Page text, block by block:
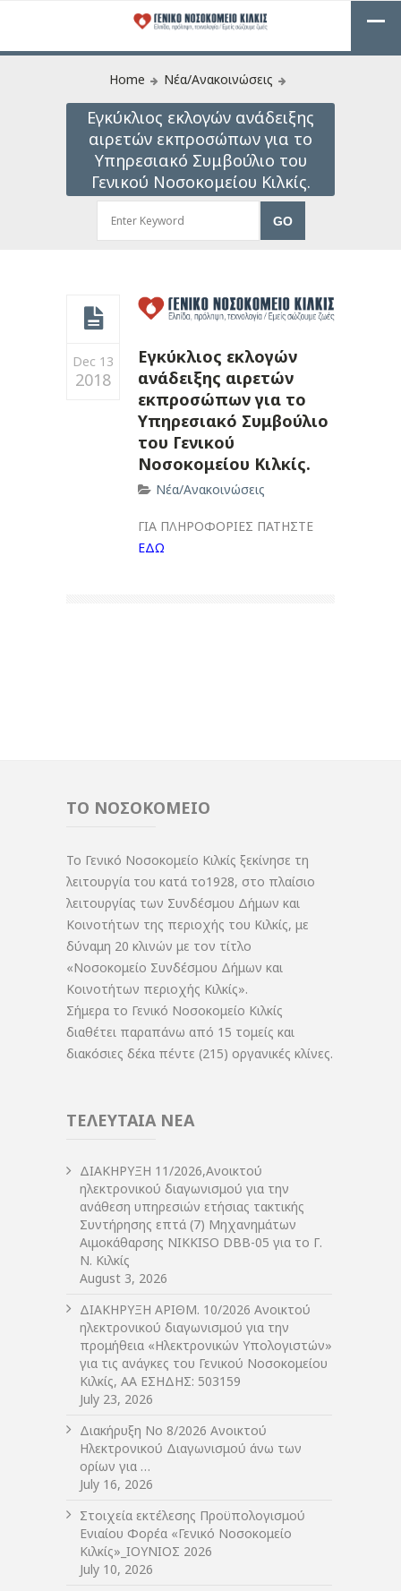
Home Νέα/Ανακοινώσεις
Εγκύκλιος εκλογών ανάδειξης
αιρετών εκπροσώπων για το
Υπηρεσιακό Συμβούλιο του
Γενικού Νοσοκομείου Κιλκίς.
Dec 13
2018
Εγκύκλιος εκλογών
ανάδειξης αιρετών
εκπροσώπων για το
Υπηρεσιακό Συμβούλιο
του Γενικού
Νοσοκομείου Κιλκίς.
Νέα/Ανακοινώσεις
ΓΙΑ ΠΛΗΡΟΦΟΡΙΕΣ ΠΑΤΗΣΤΕ
ΕΔΩ
ΤΟ ΝΟΣΟΚΟΜΕΙΟ
Το Γενικό Νοσοκομείο Κιλκίς ξεκίνησε τη
λειτουργία του κατά το1928, στο πλαίσιο
λειτουργίας των Συνδέσμου Δήμων και
Κοινοτήτων της περιοχής του Κιλκίς, με
δύναμη 20 κλινών με τον τίτλο
«Νοσοκομείο Συνδέσμου Δήμων και
Κοινοτήτων περιοχής Κιλκίς».
Σήμερα το Γενικό Νοσοκομείο Κιλκίς
διαθέτει παραπάνω από 15 τομείς και
διακόσιες δέκα πέντε (215) οργανικές κλίνες.
ΤΕΛΕΥΤΑΙΑ ΝΕΑ
ΔIΑΚΗΡΥΞΗ 11/2026,Ανοικτού
ηλεκτρονικού διαγωνισμού για την
ανάθεση υπηρεσιών ετήσιας τακτικής
Συντήρησης επτά (7) Μηχανημάτων
Αιμοκάθαρσης NIKKISO DBB-05 για το Γ.
Ν. Κιλκίς
August 3, 2026
ΔIΑΚΗΡΥΞΗ ΑΡIΘΜ. 10/2026 Ανοικτού
ηλεκτρονικού διαγωνισμού για την
προμήθεια «Ηλεκτρονικών Υπολογιστών»
για τις ανάγκες του Γενικού Νοσοκομείου
Κιλκίς, ΑΑ ΕΣΗΔΗΣ: 503159
July 23, 2026
Διακήρυξη Νο 8/2026 Ανοικτού
Ηλεκτρονικού Διαγωνισμού άνω των
ορίων για …
July 16, 2026
Στοιχεία εκτέλεσης Προϋπολογισμού
Ενιαίου Φορέα «Γενικό Νοσοκομείο
Κιλκίς»_ΙΟΥΝΙΟΣ 2026
July 10, 2026